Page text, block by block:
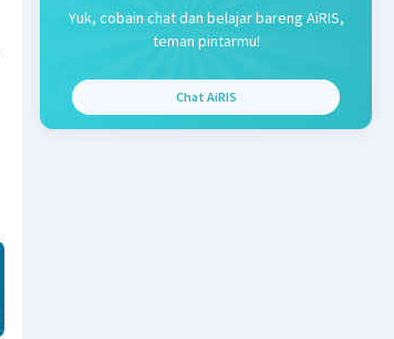
Yuk, cobain chat dan belajar bareng AiRIS,
teman pintarmu!
Chat AiRIS